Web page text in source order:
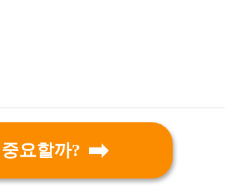
요할까?